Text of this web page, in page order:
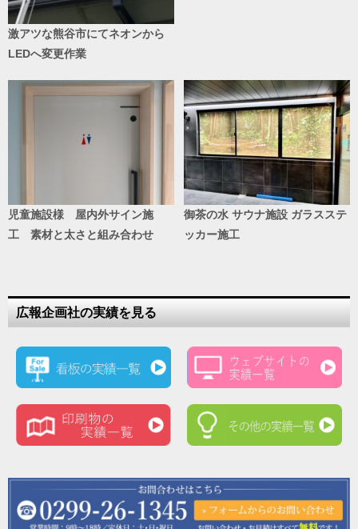
激アツな熊谷市にてネオンから
LEDへ変更作業
児童施設様 屋内外サイン施
工 素材と太さと組み合わせ
御茶の水 サウナ施設 ガラスステ
ッカー施工
広報企画社の実績を見る